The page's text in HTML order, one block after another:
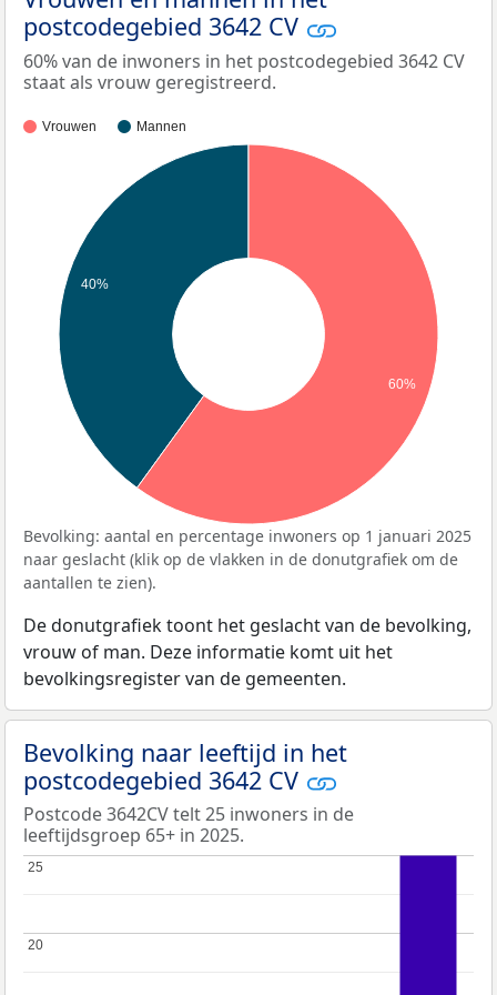
postcodegebied 3642 CV
60% van de inwoners in het postcodegebied 3642 CV
staat als vrouw geregistreerd.
Vrouwen Mannen
40%
60%
Bevolking: aantal en percentage inwoners op 1 januari 2025
naar geslacht (klik op de vlakken in de donutgrafiek om de
aantallen te zien).
De donutgrafiek toont het geslacht van de bevolking,
vrouw of man. Deze informatie komt uit het
bevolkingsregister van de gemeenten.
Bevolking naar leeftijd in het
postcodegebied 3642 CV
Postcode 3642CV telt 25 inwoners in de
leeftijdsgroep 65+ in 2025.
20
20
25
25